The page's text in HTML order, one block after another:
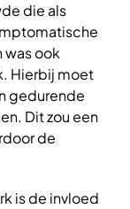
die als
ook
Hierbij moet
gedurende
Dit zou een
de
is de invloed